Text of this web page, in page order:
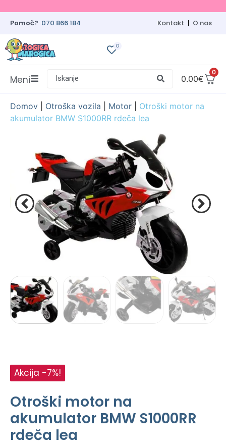
Pomoč? 070 866 184 Kontakt O nas
0
0
0.00€
Iskanje
Meni
Domov Otroška vozila Motor
Otroški motor na
akumulator BMW S1000RR rdeča lea
Akcija -7%!
Otroški motor na
akumulator BMW S1000RR
rdeča lea